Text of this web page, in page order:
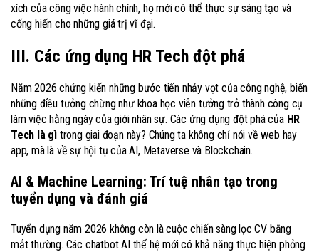
xích của công việc hành chính, họ mới có thể thực sự sáng tạo và
cống hiến cho những giá trị vĩ đại.
III. Các ứng dụng HR Tech đột phá
Năm 2026 chứng kiến những bước tiến nhảy vọt của công nghệ, biến
những điều tưởng chừng như khoa học viễn tưởng trở thành công cụ
làm việc hằng ngày của giới nhân sự. Các ứng dụng đột phá của HR
Tech là gì trong giai đoạn này? Chúng ta không chỉ nói về web hay
app, mà là về sự hội tụ của AI, Metaverse và Blockchain.
AI & Machine Learning: Trí tuệ nhân tạo trong
tuyển dụng và đánh giá
Tuyển dụng năm 2026 không còn là cuộc chiến sàng lọc CV bằng
mắt thường. Các chatbot AI thế hệ mới có khả năng thực hiện phỏng